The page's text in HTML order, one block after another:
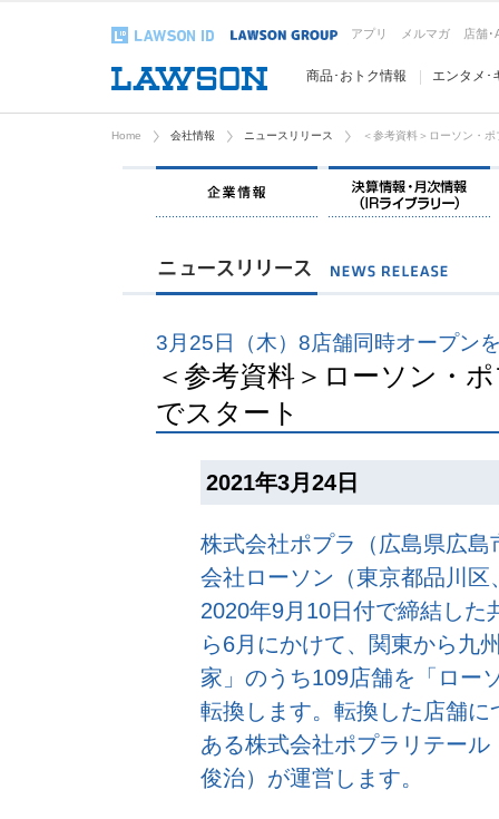
アプリ メルマガ 店舗･
商品･おトク情報 エンタメ･
Home 会社情報 ニュースリリース ＜参考資料＞ローソン・
企業情報
3月25日（木）8店舗同時オープン
＜参考資料＞ローソン・
でスタート
2021年3月24日
株式会社ポプラ（広島県広
会社ローソン（東京都品川
2020年9月10日付で締結した
ら6月にかけて、関東から九
家」のうち109店舗を「ロー
転換します。転換した店舗
ある株式会社ポプラリテー
俊治）が運営します。